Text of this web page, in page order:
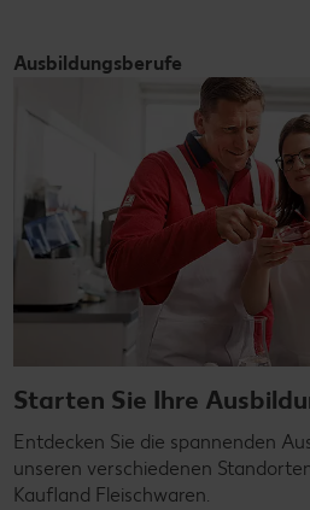
Ausbildungsberufe
Starten Sie Ihre
Entdecken Sie die spannenden
unseren verschiedenen
Kaufland Fleischwaren.